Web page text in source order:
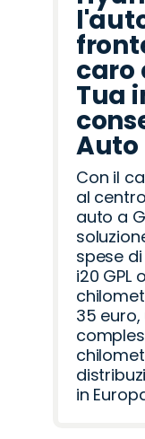
caro
Tua
Auto
Con il
al
auto a
spese
i20 GPL
35
in